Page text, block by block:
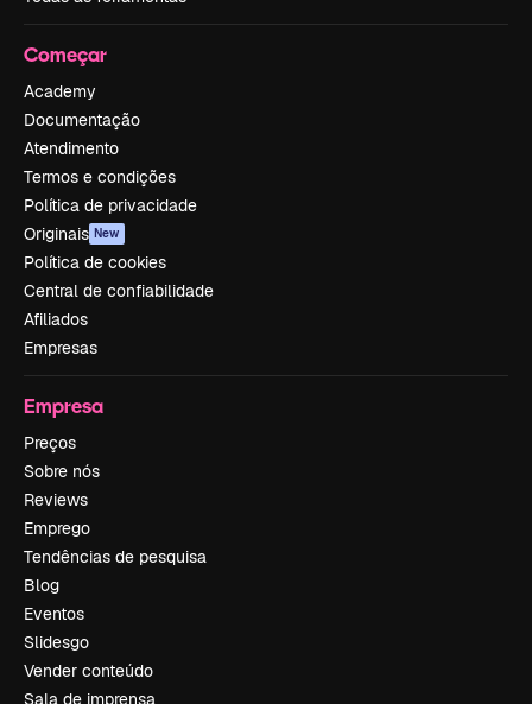
Começar
Academy
Documentação
Atendimento
Termos e condições
Política de privacidade
Originais New
Política de cookies
Central de confiabilidade
Afiliados
Empresas
Empresa
Preços
Sobre nós
Reviews
Emprego
Tendências de pesquisa
Blog
Eventos
Slidesgo
Vender conteúdo
Sala de imprensa